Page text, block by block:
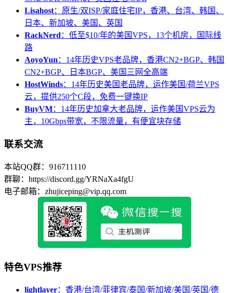
Lisahost：原生/双ISP/家庭住宅IP，香港、台湾、韩国、
日本、新加坡、美国、英国
RackNerd ：低至$10/年的美国VPS，13个机房，国际线
路
AoyoYun ：14年历史VPS老品牌，香港CN2+BGP、韩国
CN2+BGP、日本BGP、美国三网全高端
HostWinds：14年历史美国老品牌，运作美国/荷兰VPS
云，提供250个C段，免费一键换IP
BuyVM：14年历史加拿大老品牌，运作美国VPS云为
主，10Gbps带宽，不限流量，有便宜块存储
联系交流
本站QQ群：916711110
群聊：https://discord.gg/YRNaXa4fgU
电子邮箱：zhujiceping@vip.qq.com
特色VPS推荐
lightlayer：香港/台湾/菲律宾/泰国/新加坡/美国/英国/德